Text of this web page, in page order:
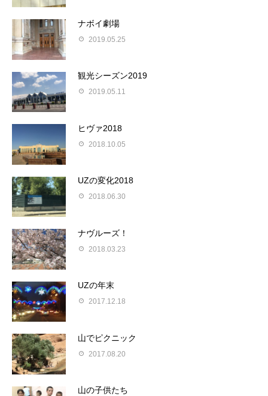
ナボイ劇場
2019.05.25
観光シーズン2019
2019.05.11
ヒヴァ2018
2018.10.05
UZの変化2018
2018.06.30
ナヴルーズ！
2018.03.23
UZの年末
2017.12.18
山でピクニック
2017.08.20
山の子供たち